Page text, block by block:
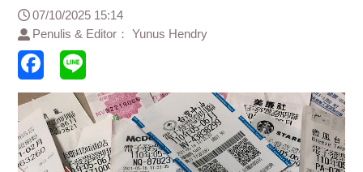
07/10/2025 15:14
Penulis & Editor： Yunus Hendry